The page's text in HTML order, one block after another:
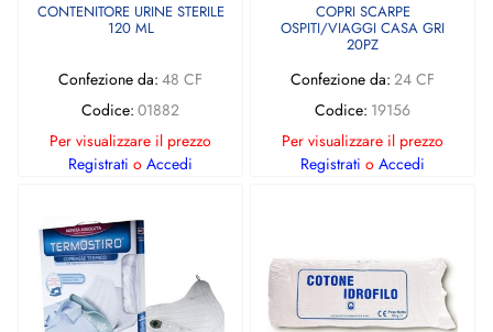
CONTENITORE URINE STERILE
120 ML
Confezione da: 48 CF
Codice: 01882
Per visualizzare il prezzo
Registrati o Accedi
COPRI SCARPE
OSPITI/VIAGGI CASA GRI
20PZ
Confezione da: 24 CF
Codice: 19156
Per visualizzare il prezzo
Registrati o Accedi